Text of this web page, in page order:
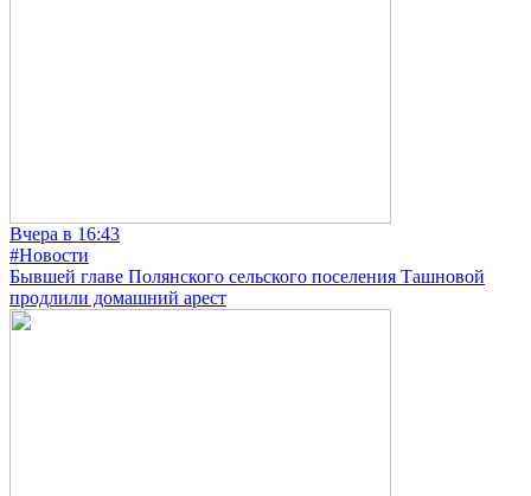
Вчера в 16:43
#Новости
Бывшей главе Полянского сельского поселения Ташновой
продлили домашний арест